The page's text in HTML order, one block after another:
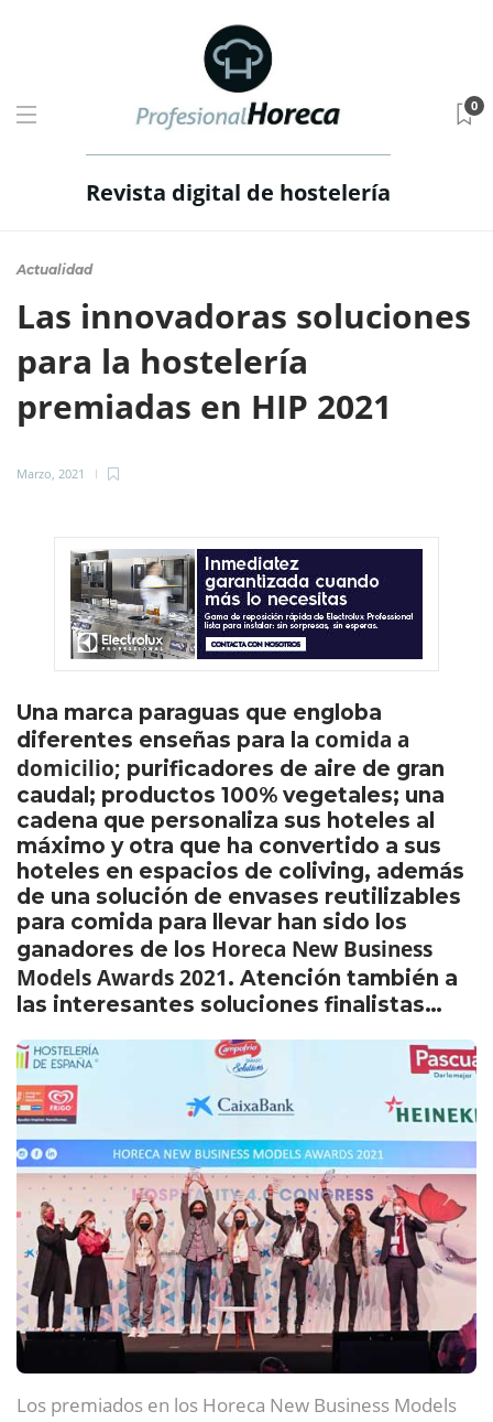
Revista digital de hostelería
0
Actualidad
Las innovadoras soluciones
para la hostelería
premiadas en HIP 2021
Marzo, 2021
Una marca paraguas que engloba
diferentes enseñas para la comida a
domicilio; purificadores de aire de gran
caudal; productos 100% vegetales; una
cadena que personaliza sus hoteles al
máximo y otra que ha convertido a sus
hoteles en espacios de coliving, además
de una solución de envases reutilizables
para comida para llevar han sido los
ganadores de los Horeca New Business
Models Awards 2021. Atención también a
las interesantes soluciones finalistas…
Los premiados en los Horeca New Business Models